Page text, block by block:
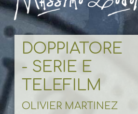
DOPPIATORE
- SERIE E
TELEFILM
OLIVIER MARTINEZ